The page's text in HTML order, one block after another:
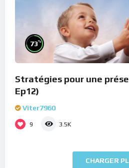
73%
Stratégies pour une
Ep12)
Viter7960
9 3.5K
CHARGER